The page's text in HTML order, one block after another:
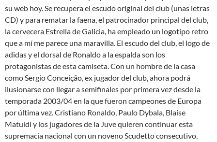
su web hoy. Se recupera el escudo original del club (unas letras
CD) y para rematar la faena, el patrocinador principal del club,
la cervecera Estrella de Galicia, ha empleado un logotipo retro
que a mí me parece una maravilla. El escudo del club, el logo de
adidas y el dorsal de Ronaldo a la espalda son los
protagonistas de esta camiseta. Con un hombre de la casa
como Sergio Conceição, ex jugador del club, ahora podrá
ilusionarse con llegar a semifinales por primera vez desde la
temporada 2003/04 en la que fueron campeones de Europa
por última vez. Cristiano Ronaldo, Paulo Dybala, Blaise
Matuidi y los jugadores de la Juve quieren continuar esta
supremacía nacional con un noveno Scudetto consecutivo,